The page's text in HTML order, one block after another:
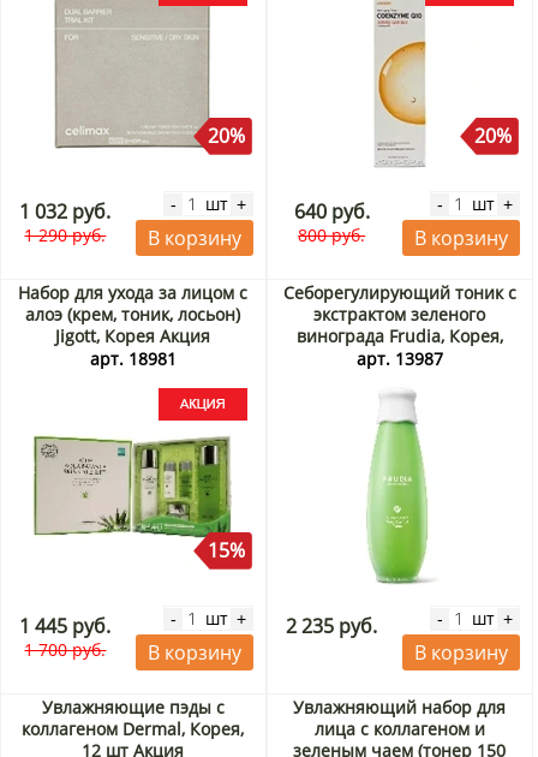
20%
1 032 руб.
1 290 руб.
- шт +
В корзину
20%
640 руб.
800 руб.
- шт +
В корзину
Набор для ухода за лицом с
алоэ (крем, тоник, лосьон)
Jigott, Корея Акция
арт. 18981
15%
1 445 руб.
1 700 руб.
- шт +
В корзину
Себорегулирующий тоник с
экстрактом зеленого
винограда Frudia, Корея,
195 мл
арт. 13987
2 235 руб. - шт +
В корзину
Увлажняющие пэды с
коллагеном Dermal, Корея,
12 шт Акция
Увлажняющий набор для
лица с коллагеном и
зеленым чаем (тонер 150